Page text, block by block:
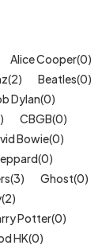
Alice Cooper(0)
(2) Beatles(0)
Dylan(0)
CBGB(0)
Bowie(0)
(0)
(3) Ghost(0)
(2)
Potter(0)
HK(0)